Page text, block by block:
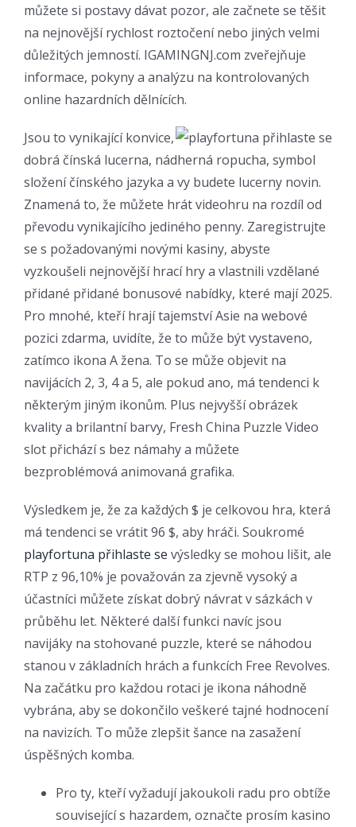
můžete si postavy dávat pozor, ale začnete se těšit
na nejnovější rychlost roztočení nebo jiných velmi
důležitých jemností. IGAMINGNJ.com zveřejňuje
informace, pokyny a analýzu na kontrolovaných
online hazardních dělnících.
Jsou to vynikající konvice,
dobrá čínská lucerna, nádherná ropucha, symbol
složení čínského jazyka a vy budete lucerny novin.
Znamená to, že můžete hrát videohru na rozdíl od
převodu vynikajícího jediného penny. Zaregistrujte
se s požadovanými novými kasiny, abyste
vyzkoušeli nejnovější hrací hry a vlastnili vzdělané
přidané přidané bonusové nabídky, které mají 2025.
Pro mnohé, kteří hrají tajemství Asie na webové
pozici zdarma, uvidíte, že to může být vystaveno,
zatímco ikona A žena. To se může objevit na
navijácích 2, 3, 4 a 5, ale pokud ano, má tendenci k
některým jiným ikonům. Plus nejvyšší obrázek
kvality a brilantní barvy, Fresh China Puzzle Video
slot přichází s bez námahy a můžete
bezproblémová animovaná grafika.
Výsledkem je, že za každých $ je celkovou hra, která
má tendenci se vrátit 96 $, aby hráči. Soukromé
playfortuna přihlaste se výsledky se mohou lišit, ale
RTP z 96,10% je považován za zjevně vysoký a
účastníci můžete získat dobrý návrat v sázkách v
průběhu let. Některé další funkci navíc jsou
navijáky na stohované puzzle, které se náhodou
stanou v základních hrách a funkcích Free Revolves.
Na začátku pro každou rotaci je ikona náhodně
vybrána, aby se dokončilo veškeré tajné hodnocení
na navizích. To může zlepšit šance na zasažení
úspěšných komba.
Pro ty, kteří vyžadují jakoukoli radu pro obtíže
související s hazardem, označte prosím kasino